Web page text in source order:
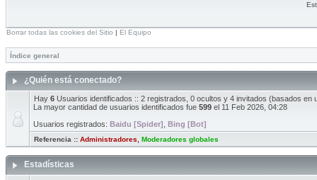
Borrar todas las cookies del Sitio | El Equipo
Índice general
¿Quién está conectado?
Hay 6 Usuarios identificados :: 2 registrados, 0 ocultos y 4 invitados (basados en
La mayor cantidad de usuarios identificados fue 599 el 11 Feb 2026, 04:28
Usuarios registrados: Baidu [Spider] Bing [Bot]
Referencia :: Administradores Moderadores globales
Estadísticas